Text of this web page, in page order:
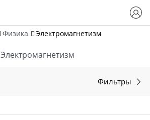
Физика Электромагнетизм
Электромагнетизм
Фильтры